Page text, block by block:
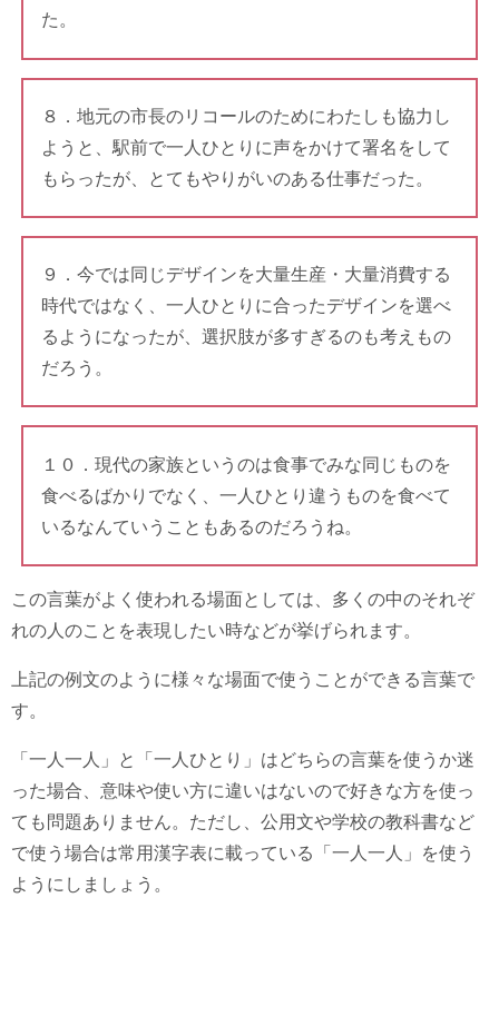
た。
８．地元の市長のリコールのためにわたしも協力し
ようと、駅前で一人ひとりに声をかけて署名をして
もらったが、とてもやりがいのある仕事だった。
９．今では同じデザインを大量生産・大量消費する
時代ではなく、一人ひとりに合ったデザインを選べ
るようになったが、選択肢が多すぎるのも考えもの
だろう。
１０．現代の家族というのは食事でみな同じものを
食べるばかりでなく、一人ひとり違うものを食べて
いるなんていうこともあるのだろうね。
この言葉がよく使われる場面としては、多くの中のそれぞ
れの人のことを表現したい時などが挙げられます。
上記の例文のように様々な場面で使うことができる言葉で
す。
「一人一人」と「一人ひとり」はどちらの言葉を使うか迷
った場合、意味や使い方に違いはないので好きな方を使っ
ても問題ありません。ただし、公用文や学校の教科書など
で使う場合は常用漢字表に載っている「一人一人」を使う
ようにしましょう。